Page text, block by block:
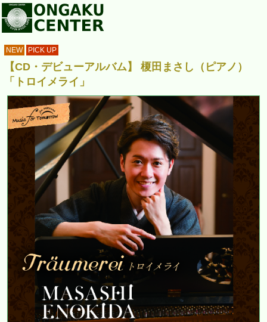
NEW PICK UP
【CD・デビューアルバム】 榎田まさし（ピアノ）
「トロイメライ」